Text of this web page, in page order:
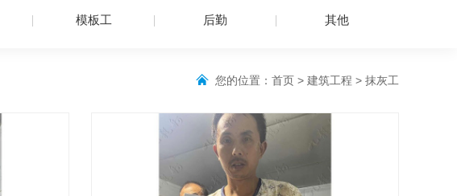
模板工 后勤 其他
您的位置： 首页 > 建筑工程 > 抹灰工